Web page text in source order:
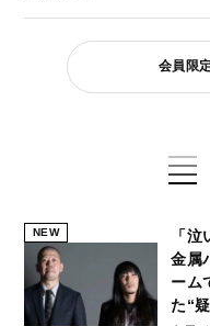
会員限
NEW
「
金属
ーム
た“